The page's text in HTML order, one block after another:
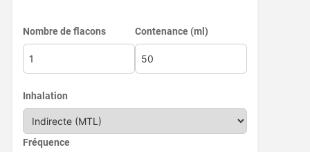
Nombre de flacons Contenance (ml)
Inhalation
Fréquence